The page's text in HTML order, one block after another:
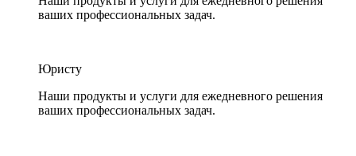
ваших профессиональных задач.
Юристу
Наши продукты и услуги для ежедневного решения
ваших профессиональных задач.